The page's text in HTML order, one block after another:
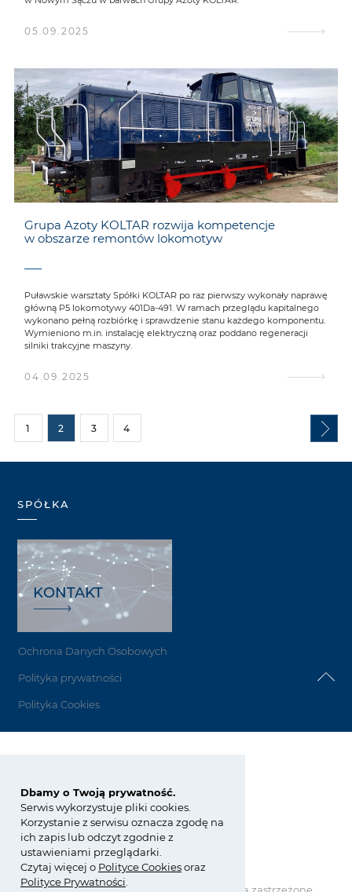
Dbamy o Twoją prywatność.
Serwis wykorzystuje pliki cookies.
Korzystanie z serwisu oznacza zgodę na
ich zapis lub odczyt zgodnie z
ustawieniami przeglądarki.
Czytaj więcej o PolityceCookiesoraz
Polityce Prywatności
05.09.2025
Grupa Azoty KOLTAR rozwija kompetencje
w obszarze remontów lokomotyw
Puławskie warsztaty Spółki KOLTAR po raz pierwszy wykonały naprawę
główną P5 lokomotywy 401Da-491. W ramach przeglądu kapitalnego
wykonano pełną rozbiórkę i sprawdzenie stanu każdego komponentu.
Wymieniono m.in. instalację elektryczną oraz poddano regeneracji
silniki trakcyjne maszyny.
04.09.2025
1 2 3 4
SPÓŁKA
KONTAKT
Ochrona Danych Osobowych
Polityka prywatności
Polityka Cookies
ul. E. Kwiatkowskiego 8
33-101 Tarnów
tel.:+48 14 637 26 34
fax: +48 14 637 24 58
koltar@grupaazoty.com
Copyright © Grupa Azoty. Wszelkie prawa zastrzeżone.